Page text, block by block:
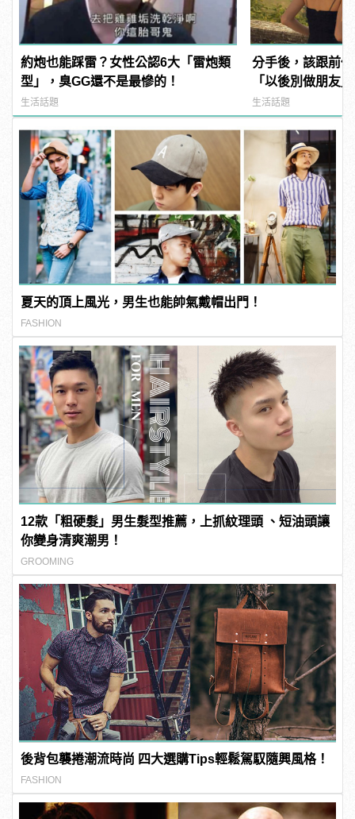
約炮也能踩雷？女性公認6大「雷炮類
型」，臭GG還不是最慘的！
生活話題
分手後，該跟前
「以後別做朋友
愛」？ |
生活話題
夏天的頂上風光，男生也能帥氣戴帽出門！
FASHION
12款「粗硬髮」男生髮型推薦，上抓紋理頭 、短油頭讓
你變身清爽潮男！
GROOMING
後背包襲捲潮流時尚 四大選購Tips輕鬆駕馭隨興風格！
FASHION